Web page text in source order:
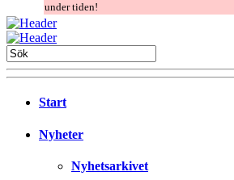
under tiden!
Start
Nyheter
Nyhetsarkivet